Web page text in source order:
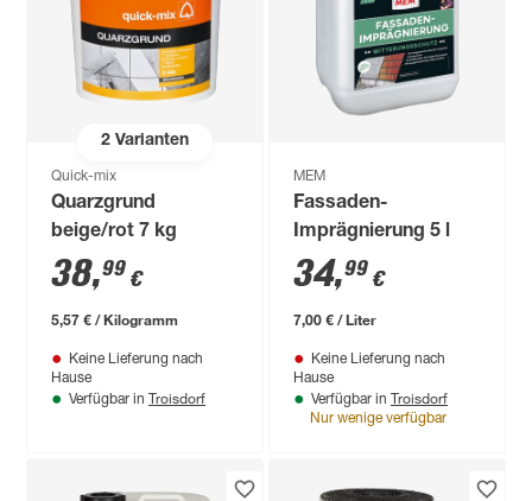
2Varianten
Quick-mix
Quarzgrund
beige/rot 7 kg
38,99 €
5,57 € / Kilogramm
Keine Lieferung nach
Hause
Verfügbar in Troisdorf
MEM
Fassaden-
Imprägnierung 5 l
34,99 €
7,00 € / Liter
Keine Lieferung nach
Hause
Verfügbar in Troisdorf
Nur wenige verfügbar